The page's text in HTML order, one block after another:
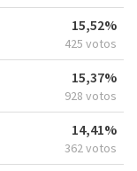
15,52%
425 votos
15,37%
928 votos
14,41%
362 votos